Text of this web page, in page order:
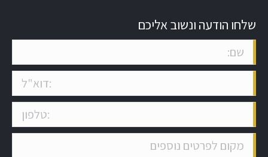
שלחו הודעה ונשוב אליכם